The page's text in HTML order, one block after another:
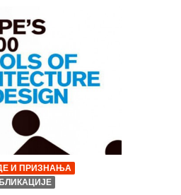
И ПРИЗНАЊА